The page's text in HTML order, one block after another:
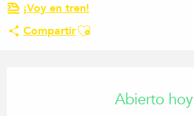
¡Voy en tren!
CompartirAjouter aux favoris
Abierto hoy